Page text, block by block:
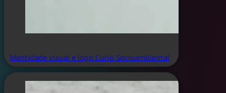
Identidade visual e logo Curió Socioambiental